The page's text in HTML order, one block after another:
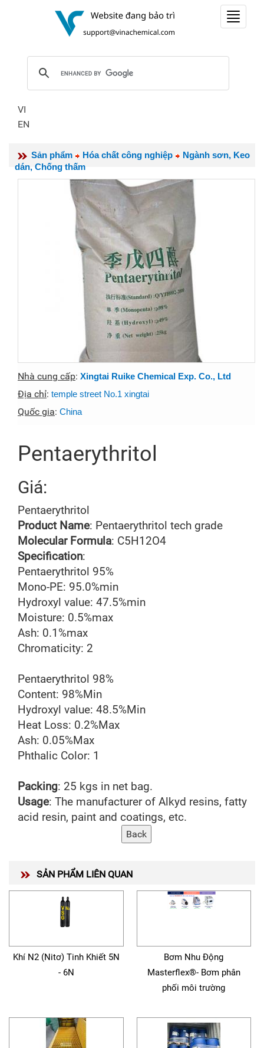
Toggle
VI
EN
Sản phẩm Hóa chất công nghiệp
Ngành sơn, Keo
dán, Chống thấm
Nhà cung cấp: Xingtai Ruike Chemical Exp. Co., Ltd
Địa chỉ: temple street No.1 xingtai
Quốc gia: China
Pentaerythritol
Giá:
Pentaerythritol
Product Name: Pentaerythritol tech grade
Molecular Formula: C5H12O4
Specification:
Pentaerythritol 95%
Mono-PE: 95.0%min
Hydroxyl value: 47.5%min
Moisture: 0.5%max
Ash: 0.1%max
Chromaticity: 2
Pentaerythritol 98%
Content: 98%Min
Hydroxyl value: 48.5%Min
Heat Loss: 0.2%Max
Ash: 0.05%Max
Phthalic Color: 1
Packing: 25 kgs in net bag.
Usage: The manufacturer of Alkyd resins, fatty
acid resin, paint and coatings, etc.
SẢN PHẨM LIÊN QUAN
Khí N2 (Nitơ) Tinh Khiết 5N
- 6N
Bơm Nhu Động
Masterflex®- Bơm phân
phối môi trường